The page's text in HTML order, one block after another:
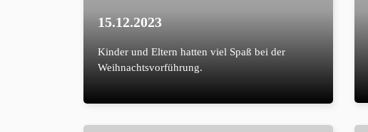
15.12.2023
Kinder und Eltern hatten viel Spaß bei der
Weihnachtsvorführung.